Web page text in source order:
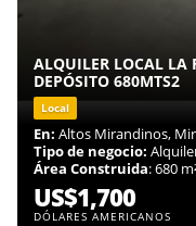
ALQUILER LOCAL LA
DEPÓSITO 680MTS2
Local
En: Altos Mirandinos,
Tipo de negocio:
Área Construida: 680
US$1,700
DÓLARES AMERICANOS